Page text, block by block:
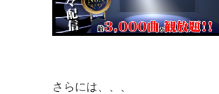
さらには、、、